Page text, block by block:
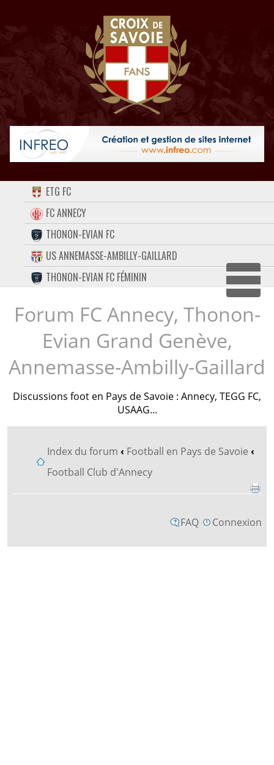
ACCUEIL
FORUM
CONTACT
FACEBOOK
TWITTER
INSTAGRAM
ETG FC
FC ANNECY
THONON-EVIAN FC
US ANNEMASSE-AMBILLY-GAILLARD
THONON-EVIAN FC FÉMININ
Forum FC Annecy, Thonon-
Evian Grand Genève,
Annemasse-Ambilly-Gaillard
Discussions foot en Pays de Savoie : Annecy, TEGG FC,
USAAG...
Index du forum ‹ Football en Pays de Savoie ‹
Football Club d'Annecy
FAQ Connexion